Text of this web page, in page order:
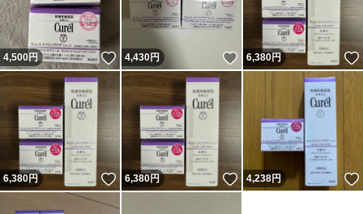
4,500円 いいね！
4,430円 いいね！
6,380円
6,380円 いいね！
6,380円 いいね！
4,238円